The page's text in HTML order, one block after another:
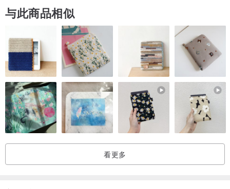
纯银手工商品保固期为六个月
可免费维修：戒指＆手镯形状变形、弹力绳断裂、纯银细链断裂、扣
头损坏
商品寿命取决于个人使用状况，精致细链平常配戴请小心
超过六个月维修费用请私讯报价
送礼包装请至以下网址购买
礼盒+提袋www.pinkoi.com/product/sVnwRuwm
与此商品相似
看更多